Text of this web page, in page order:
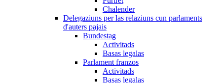
Chalender
Delegaziuns per las relaziuns cun parlaments
d'auters pajais
Bundestag
Activitads
Basas legalas
Parlament franzos
Activitads
Basas legalas